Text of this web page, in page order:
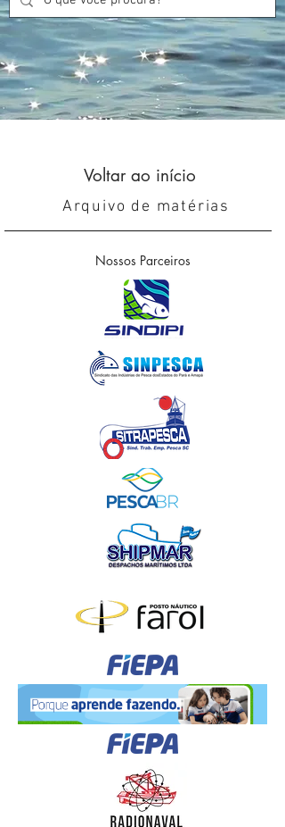
Voltar ao início
Arquivo de matérias
Nossos Parceiros